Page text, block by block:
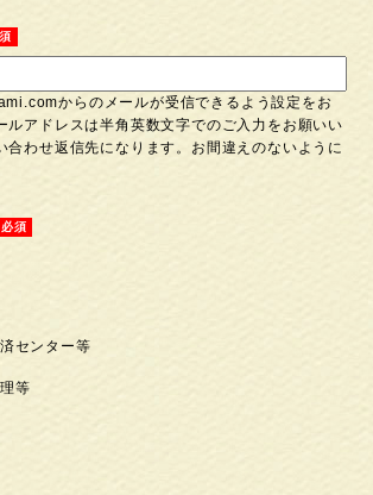
からのメールが受信できるよう設定をお
アドレスは半角英数文字でのご入力をお願いい
わせ返信先になります。お間違えのないように
センター等
等